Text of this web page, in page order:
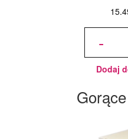
-
ilość
kwadratowy
Biały 34x34
Dodaj